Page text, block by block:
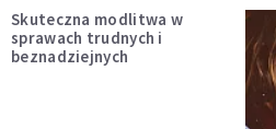
Skuteczna modlitwa w
sprawach trudnych i
beznadziejnych